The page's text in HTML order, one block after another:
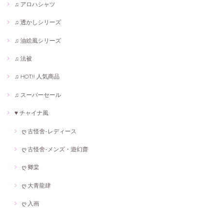
♫ アロハシャツ
♫ 透かしシリーズ
♫ 油絵風シリーズ
♫ 法被
♫ HOT!! 人気商品
♫ スーパーセール
♥ チャイナ風
ღ 古怪舍-レディース
ღ 古怪舍-メンズ・遊幻齋
ღ 卿棠
ღ 大青龍肆
ღ 入画